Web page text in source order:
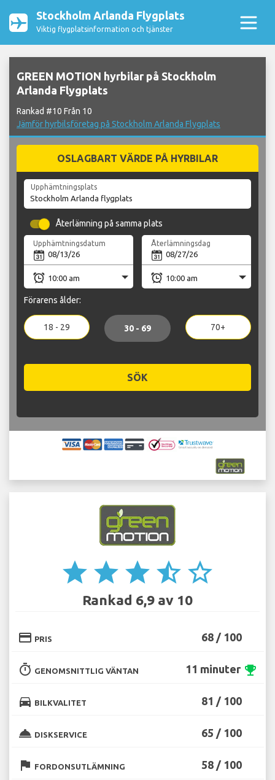
Stockholm Arlanda Flygplats
Viktig flygplatsinformation och tjänster
GREEN MOTION hyrbilar på Stockholm
Arlanda Flygplats
Rankad #10 Från 10
Jämför hyrbilsföretag på Stockholm Arlanda Flygplats
OSLAGBART VÄRDE PÅ HYRBILAR
Upphämtningsplats
Återlämning på samma plats
Upphämtningsdatum Återlämningsdag
Förarens ålder:
18 - 29 30 - 69 70+
SÖK
star star star star_half star_border
Rankad 6,9 av 10
credit_card PRIS 68 / 100
timer GENOMSNITTLIG VÄNTAN 11 minuter emoji_events
directions_car BILKVALITET 81 / 100
room_service DISKSERVICE 65 / 100
flag FORDONSUTLÄMNING 58 / 100